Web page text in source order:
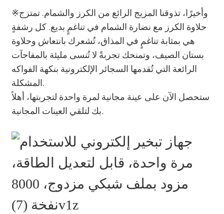
※وأخيرًا، تذوقنا المزيج الرائع من الكرز والشمام. تمتزج
حلاوة الكرز مع نضارة الشمام في تناغمٍ بديع. كل رشفةٍ
هي بمثابة تناغمٍ في المذاق، تُشعرك بانتعاش وحلاوة
بستان الصيف، وتمنحك تجربةً لا تُنسى مليئة بالمفاجآت
الرائعة التي تُقدمها السجائر الإلكترونية بنكهة الفواكه
المشكلة.
ستحصل الآن على عينة مجانية لمرة واحدة لتجربتها، أهلاً
بك لتلقي العينات المجانية.